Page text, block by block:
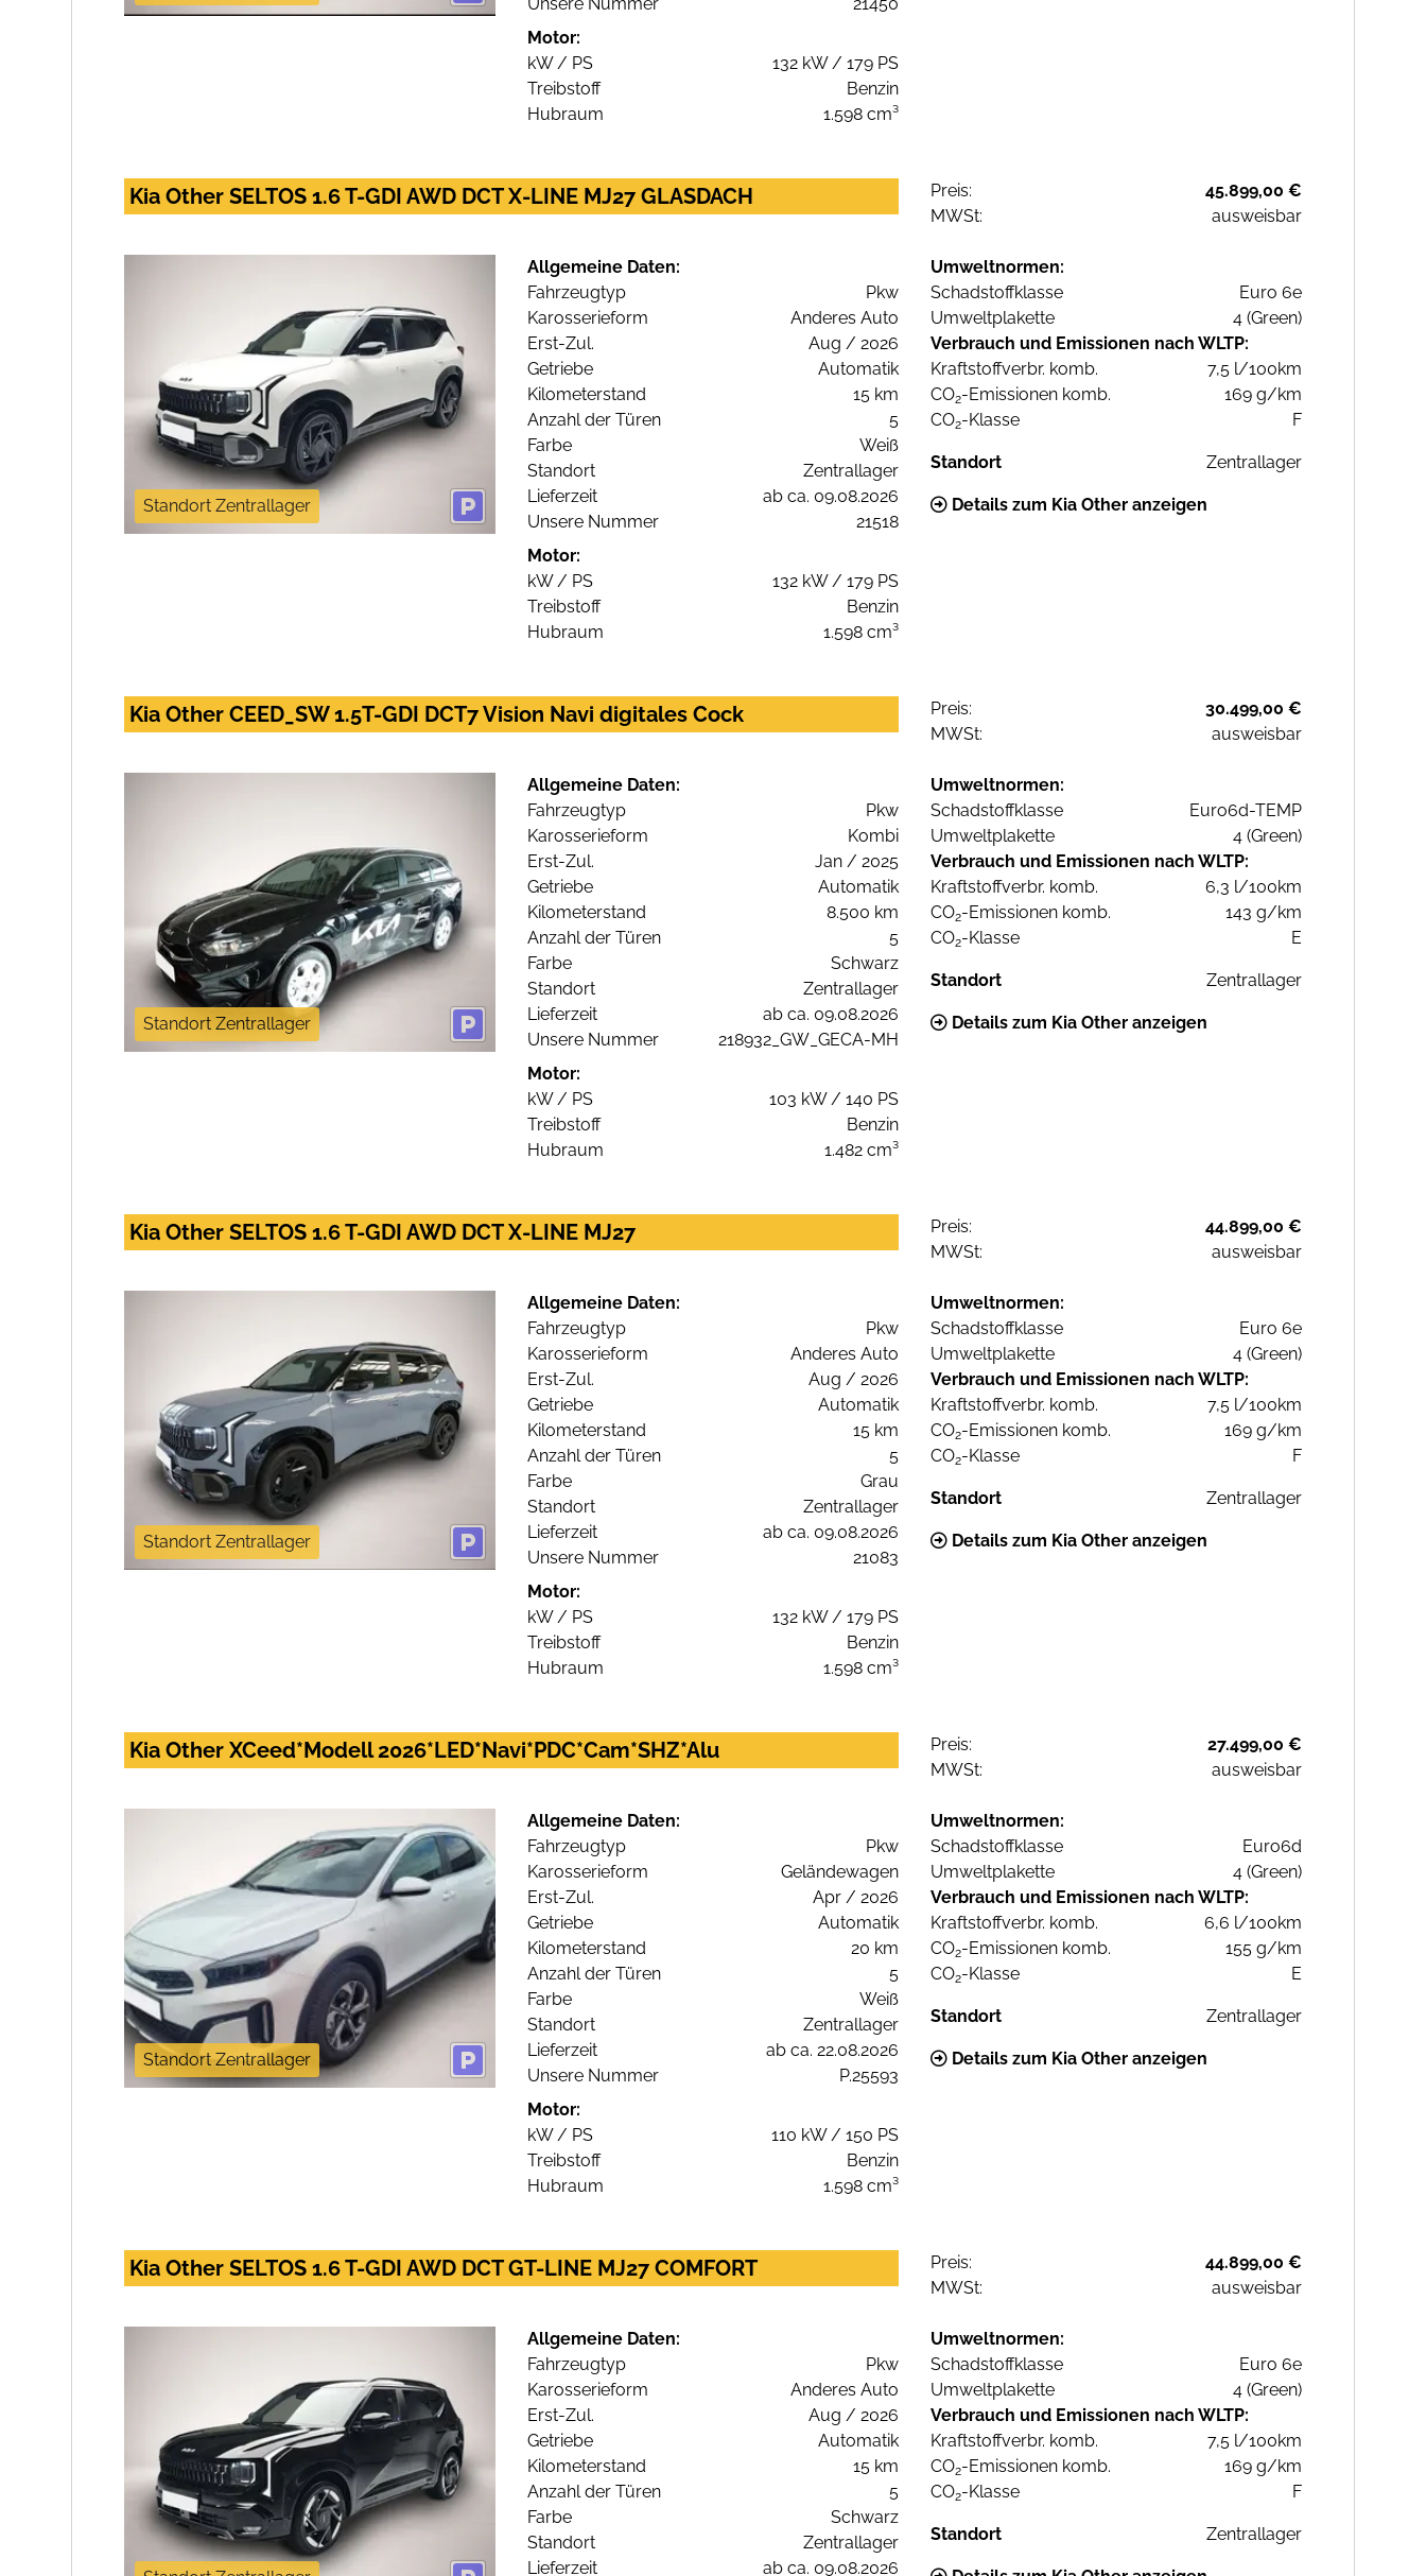
Motor:
kW / PS
132 kW / 179 PS
Treibstoff
Benzin
Hubraum
1.598 cm³
Kia Other SELTOS 1.6 T-GDI AWD DCT X-LINE MJ27 GLASDACH Preis:
45.899,00 €
MWSt:
ausweisbar
Standort Zentrallager
Allgemeine Daten:
Fahrzeugtyp
Pkw
Karosserieform
Anderes Auto
Erst-Zul.
Aug / 2026
Getriebe
Automatik
Kilometerstand
15 km
Anzahl der Türen
5
Farbe
Weiß
Standort
Zentrallager
Lieferzeit
ab ca. 09.08.2026
Unsere Nummer
21518
Motor:
kW / PS
132 kW / 179 PS
Treibstoff
Benzin
Hubraum
1.598 cm³
Umweltnormen:
Schadstoffklasse
Euro 6e
Umweltplakette
4 (Green)
Verbrauch und Emissionen nach WLTP:
Kraftstoffverbr. komb.
7,5 l/100km
CO2-Emissionen komb.
169 g/km
CO2-Klasse F
Standort Zentrallager
Details zum Kia Other anzeigen
Kia Other CEED_SW 1.5T-GDI DCT7 Vision Navi digitales Cock Preis:
30.499,00 €
MWSt:
ausweisbar
Standort Zentrallager
Allgemeine Daten:
Fahrzeugtyp
Pkw
Karosserieform
Kombi
Erst-Zul.
Jan / 2025
Getriebe
Automatik
Kilometerstand
8.500 km
Anzahl der Türen
5
Farbe
Schwarz
Standort
Zentrallager
Lieferzeit
ab ca. 09.08.2026
Unsere Nummer
218932_GW_GECA-MH
Motor:
kW / PS
103 kW / 140 PS
Treibstoff
Benzin
Hubraum
1.482 cm³
Umweltnormen:
Schadstoffklasse
Euro6d-TEMP
Umweltplakette
4 (Green)
Verbrauch und Emissionen nach WLTP:
Kraftstoffverbr. komb.
6,3 l/100km
CO2-Emissionen komb.
143 g/km
CO2-Klasse E
Standort Zentrallager
Details zum Kia Other anzeigen
Kia Other SELTOS 1.6 T-GDI AWD DCT X-LINE MJ27 Preis:
44.899,00 €
MWSt:
ausweisbar
Standort Zentrallager
Allgemeine Daten:
Fahrzeugtyp
Pkw
Karosserieform
Anderes Auto
Erst-Zul.
Aug / 2026
Getriebe
Automatik
Kilometerstand
15 km
Anzahl der Türen
5
Farbe
Grau
Standort
Zentrallager
Lieferzeit
ab ca. 09.08.2026
Unsere Nummer
21083
Motor:
kW / PS
132 kW / 179 PS
Treibstoff
Benzin
Hubraum
1.598 cm³
Umweltnormen:
Schadstoffklasse
Euro 6e
Umweltplakette
4 (Green)
Verbrauch und Emissionen nach WLTP:
Kraftstoffverbr. komb.
7,5 l/100km
CO2-Emissionen komb.
169 g/km
CO2-Klasse F
Standort Zentrallager
Details zum Kia Other anzeigen
Kia Other XCeed*Modell 2026*LED*Navi*PDC*Cam*SHZ*Alu Preis:
27.499,00 €
MWSt:
ausweisbar
Standort Zentrallager
Allgemeine Daten:
Fahrzeugtyp
Pkw
Karosserieform
Geländewagen
Erst-Zul.
Apr / 2026
Getriebe
Automatik
Kilometerstand
20 km
Anzahl der Türen
5
Farbe
Weiß
Standort
Zentrallager
Lieferzeit
ab ca. 22.08.2026
Unsere Nummer
P.25593
Motor:
kW / PS
110 kW / 150 PS
Treibstoff
Benzin
Hubraum
1.598 cm³
Umweltnormen:
Schadstoffklasse
Euro6d
Umweltplakette
4 (Green)
Verbrauch und Emissionen nach WLTP:
Kraftstoffverbr. komb.
6,6 l/100km
CO2-Emissionen komb.
155 g/km
CO2-Klasse E
Standort Zentrallager
Details zum Kia Other anzeigen
Kia Other SELTOS 1.6 T-GDI AWD DCT GT-LINE MJ27 COMFORT Preis:
44.899,00 €
MWSt:
ausweisbar
Allgemeine Daten:
Fahrzeugtyp
Pkw
Karosserieform
Anderes Auto
Erst-Zul.
Aug / 2026
Getriebe
Automatik
Kilometerstand
15 km
Anzahl der Türen
5
Farbe
Schwarz
Standort
Zentrallager
Lieferzeit
ab ca. 09.08.2026
Umweltnormen:
Schadstoffklasse
Euro 6e
Umweltplakette
4 (Green)
Verbrauch und Emissionen nach WLTP:
Kraftstoffverbr. komb.
7,5 l/100km
CO2-Emissionen komb.
169 g/km
CO2-Klasse F
Standort Zentrallager